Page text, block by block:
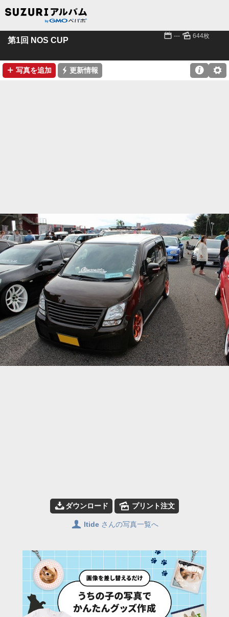
第1回 NOS CUP 📅 --- 🌄 644枚
➕ 写真を追加 ⚡ 更新情報 ⚙

📥ダウンロード 🌄 プリント注文
👤 ltideさんの写真一覧へ